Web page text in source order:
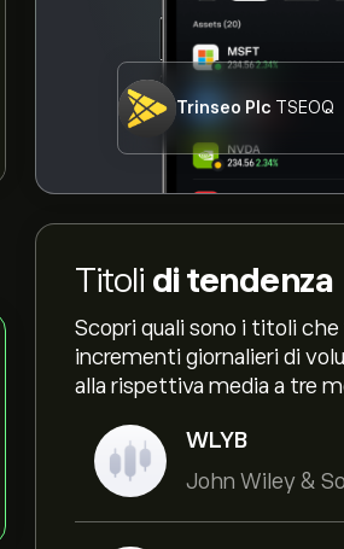
Trinseo Plc TSEOQ
Titoli di tendenza
Scopri quali sono i titoli
incrementi giornalieri di
alla rispettiva media a tre
WLYB
John Wiley &